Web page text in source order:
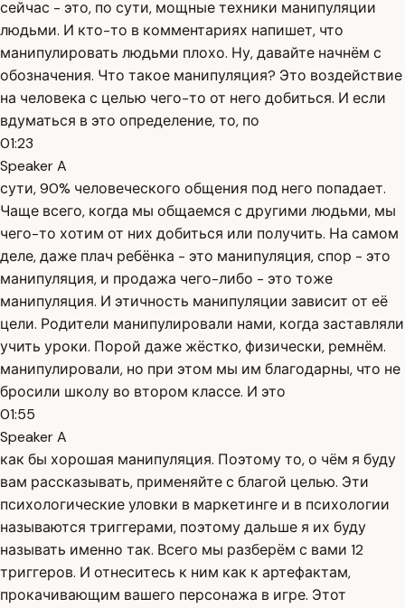
сейчас - это, по сути, мощные техники манипуляции
людьми. И кто-то в комментариях напишет, что
манипулировать людьми плохо. Ну, давайте начнём с
обозначения. Что такое манипуляция? Это воздействие
на человека с целью чего-то от него добиться. И если
вдуматься в это определение, то, по
01:23
Speaker A
сути, 90% человеческого общения под него попадает.
Чаще всего, когда мы общаемся с другими людьми, мы
чего-то хотим от них добиться или получить. На самом
деле, даже плач ребёнка - это манипуляция, спор - это
манипуляция, и продажа чего-либо - это тоже
манипуляция. И этичность манипуляции зависит от её
цели. Родители манипулировали нами, когда заставляли
учить уроки. Порой даже жёстко, физически, ремнём.
манипулировали, но при этом мы им благодарны, что не
бросили школу во втором классе. И это
01:55
Speaker A
как бы хорошая манипуляция. Поэтому то, о чём я буду
вам рассказывать, применяйте с благой целью. Эти
психологические уловки в маркетинге и в психологии
называются триггерами, поэтому дальше я их буду
называть именно так. Всего мы разберём с вами 12
триггеров. И отнеситесь к ним как к артефактам,
прокачивающим вашего персонажа в игре. Этот